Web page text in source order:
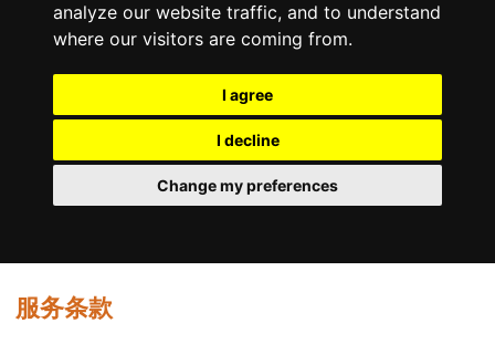
analyze our website traffic, and to understand
where our visitors are coming from.
I agree
I decline
Change my preferences
服务条款